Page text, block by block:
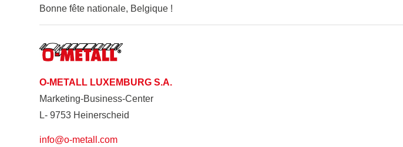
Bonne fête nationale, Belgique !
O-METALL LUXEMBURG S.A.
Marketing-Business-Center
L- 9753 Heinerscheid
info@o-metall.com